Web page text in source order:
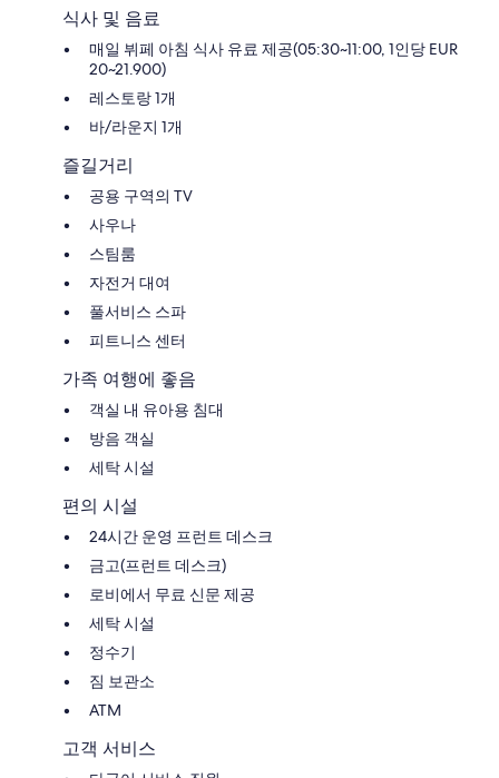
식사 및 음료
매일 뷔페 아침 식사 유료 제공(05:30~11:00, 1인당 EUR
20~21.900)
레스토랑 1개
바/라운지 1개
즐길거리
공용 구역의 TV
사우나
스팀룸
자전거 대여
풀서비스 스파
피트니스 센터
가족 여행에 좋음
객실 내 유아용 침대
방음 객실
세탁 시설
편의 시설
24시간 운영 프런트 데스크
금고(프런트 데스크)
로비에서 무료 신문 제공
세탁 시설
정수기
짐 보관소
ATM
고객 서비스